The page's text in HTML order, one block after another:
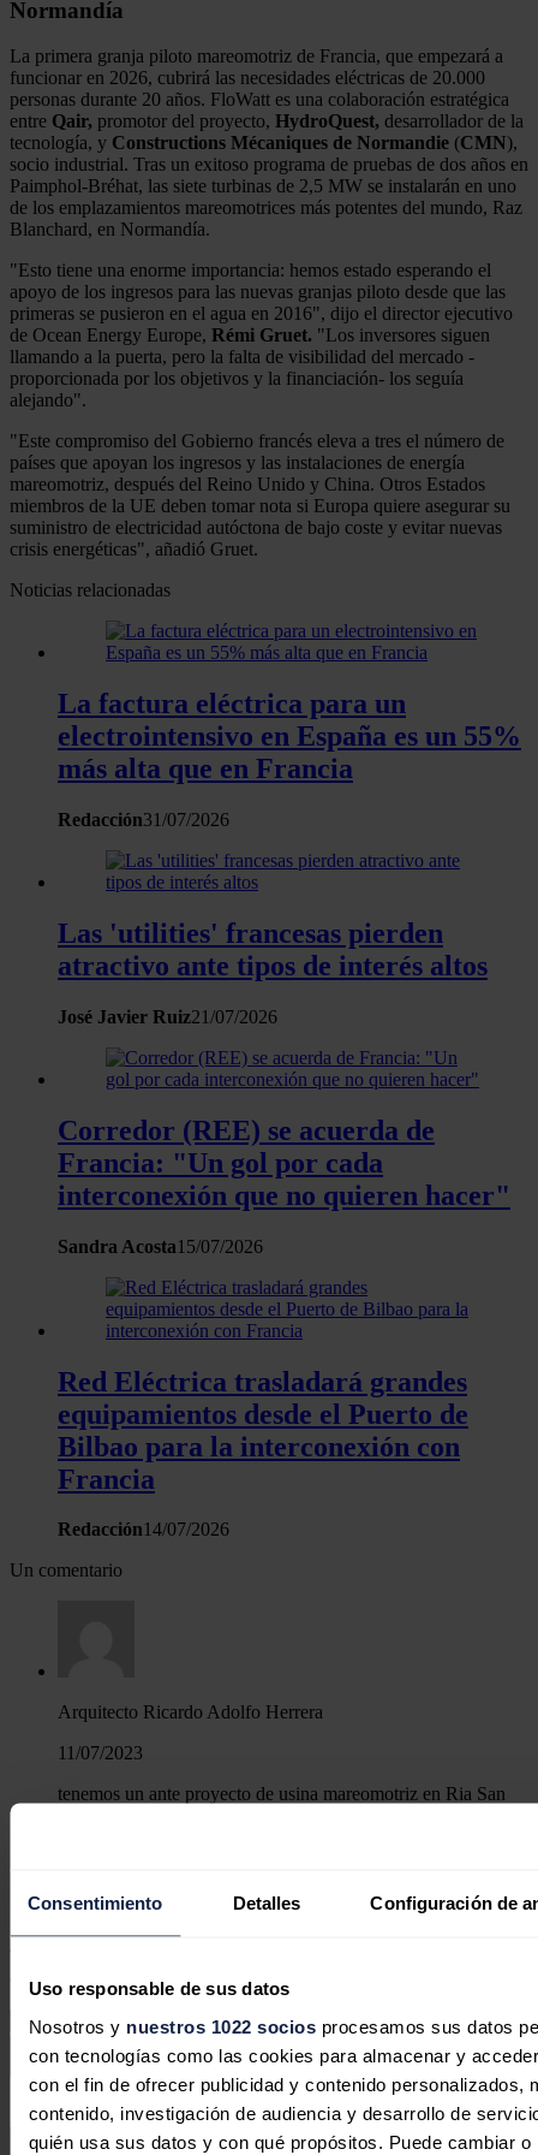
Consentimiento Detalles Configuración de
Uso responsable de sus datos
Nosotros y nuestros 1022 sociosprocesamos sus datos
con tecnologías como las cookies para almacenar y
con el fin de ofrecer publicidad y contenido personalizados,
contenido, investigación de audiencia y desarrollo de
quién usa sus datos y con qué propósitos. Puede cambiar
Normandía
La primera granja piloto mareomotriz de Francia, que empezará a
funcionar en 2026, cubrirá las necesidades eléctricas de 20.000
personas durante 20 años. FloWatt es una colaboración estratégica
entre Qair, promotor del proyecto, HydroQuest, desarrollador de la
tecnología, y Constructions Mécaniques de Normandie (CMN),
socio industrial. Tras un exitoso programa de pruebas de dos años en
Paimphol-Bréhat, las siete turbinas de 2,5 MW se instalarán en uno
de los emplazamientos mareomotrices más potentes del mundo, Raz
Blanchard, en Normandía.
"Esto tiene una enorme importancia: hemos estado esperando el
apoyo de los ingresos para las nuevas granjas piloto desde que las
primeras se pusieron en el agua en 2016", dijo el director ejecutivo
de Ocean Energy Europe, Rémi Gruet. "Los inversores siguen
llamando a la puerta, pero la falta de visibilidad del mercado -
proporcionada por los objetivos y la financiación- los seguía
alejando".
"Este compromiso del Gobierno francés eleva a tres el número de
países que apoyan los ingresos y las instalaciones de energía
mareomotriz, después del Reino Unido y China. Otros Estados
miembros de la UE deben tomar nota si Europa quiere asegurar su
suministro de electricidad autóctona de bajo coste y evitar nuevas
crisis energéticas", añadió Gruet.
Noticias relacionadas
La factura eléctrica para un
electrointensivo en España es un 55%
más alta que en Francia
Redacción31/07/2026
Las 'utilities' francesas pierden
atractivo ante tipos de interés altos
José Javier Ruiz21/07/2026
Corredor (REE) se acuerda de
Francia: "Un gol por cada
interconexión que no quieren hacer"
Sandra Acosta15/07/2026
Red Eléctrica trasladará grandes
equipamientos desde el Puerto de
Bilbao para la interconexión con
Francia
Redacción14/07/2026
Un comentario
Arquitecto Ricardo Adolfo Herrera
11/07/2023
tenemos un ante proyecto de usina mareomotriz en Ria San
Deja tu comentario
campos son obligatorios
Este sitio web está protegido por reCAPTCHA y laPolítica de
privacidadyTérminos de serviciode Google aplican.